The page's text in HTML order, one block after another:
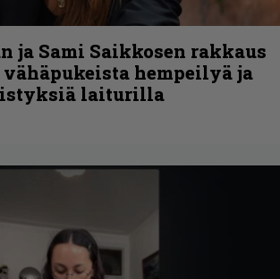
ja Sami Saikkosen rakkaus
hempeilyä ja
laiturilla